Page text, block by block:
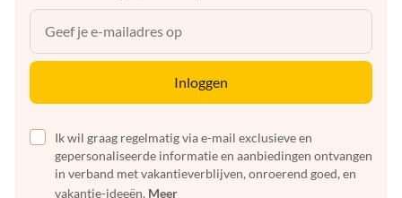
Inloggen
Ik wil graag regelmatig via e-mail exclusieve en
gepersonaliseerde informatie en aanbiedingen ontvangen
in verband met vakantieverblijven, onroerend goed, en
vakantie-ideeën. Meer